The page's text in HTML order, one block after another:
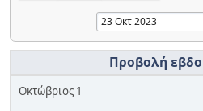
Οκτώβριος 1